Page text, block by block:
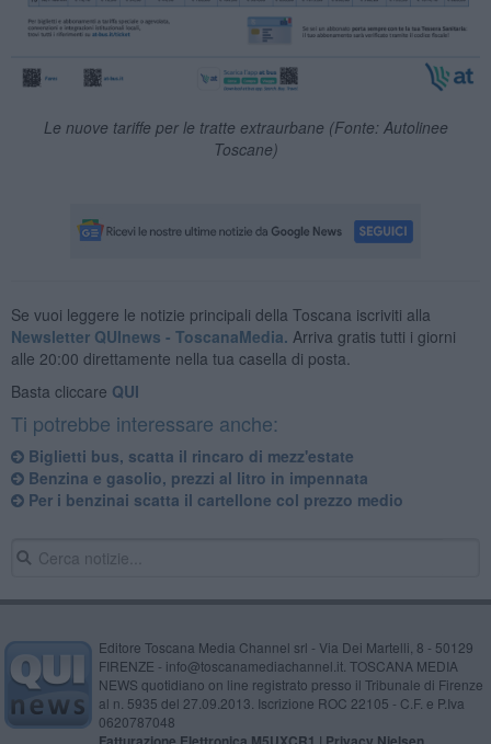
Le nuove tariffe per le tratte extraurbane (Fonte: Autolinee
Toscane)
Se vuoi leggere le notizie principali della Toscana iscriviti alla
Newsletter QUInews - ToscanaMedia. Arriva gratis tutti i giorni
alle 20:00 direttamente nella tua casella di posta.
Basta cliccare QUI
Ti potrebbe interessare anche:
Biglietti bus, scatta il rincaro di mezz'estate
Benzina e gasolio, prezzi al litro in impennata
Per i benzinai scatta il cartellone col prezzo medio
Editore Toscana Media Channel srl - Via Dei Martelli, 8 - 50129
FIRENZE - info@toscanamediachannel.it. TOSCANA MEDIA
NEWS quotidiano on line registrato presso il Tribunale di Firenze
al n. 5935 del 27.09.2013. Iscrizione ROC 22105 - C.F. e P.Iva
0620787048